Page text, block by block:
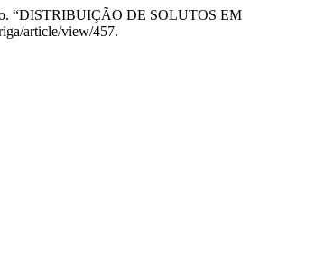
“DISTRIBUIÇÃO DE SOLUTOS EM
article/view/457.